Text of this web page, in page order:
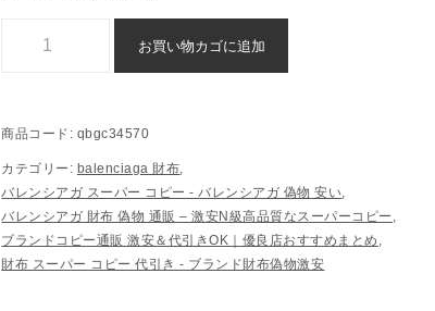
お買い物カゴに追加
商品コード: qbgc34570
カテゴリー: balenciaga 財布
バレンシアガ スーパー コピー​ - バレンシアガ 偽物​ 安い​
バレンシアガ 財布 偽物 通販 – 激安N級高品質なスーパーコピー
ブランドコピー通販 激安＆代引きOK｜優良店おすすめまとめ
財布 スーパー コピー 代引き​ - ブランド財布偽物激安